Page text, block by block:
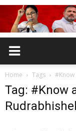
Home Tags #Know
Tag: #Know